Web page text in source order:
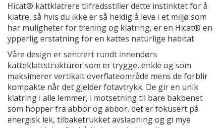
Hicat® kattklatrere tilfredsstiller dette instinktet for å
klatre, så hvis du ikke er så heldig å leve i et miljø som
har muligheter for trening og klatring, er en Hicat® en
ypperlig erstatning for en kattes naturlige habitat.
Våre design er sentrert rundt innendørs
katteklattstrukturer som er trygge, enkle og som
maksimerer vertikalt overflateområde mens de forblir
kompakte når det gjelder fotavtrykk. De gir en unik
klatring i alle lemmer, i motsetning til bare bakbenet
som hopper fra abbor og abbor, det er fokusert på
energisk lek, tilbaketrukket avslapning og gi mye